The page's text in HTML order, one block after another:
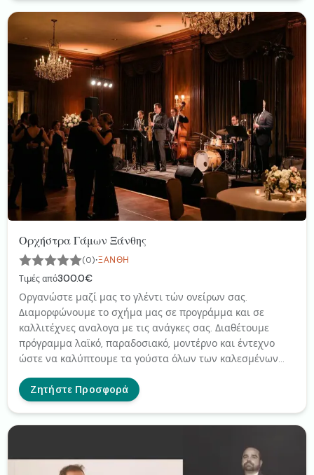
Ορχήστρα Γάμων Ξάνθης
(0)·ΞΆΝΘΗ
Τιμές από300.0€
Οργανώστε μαζί μας το γλέντι τών ονείρων σας.
Διαμορφώνουμε το σχήμα μας σε προγράμμα και σε
καλλιτέχνες αναλογα με τις ανάγκες σας. Διαθέτουμε
πρόγραμμα λαϊκό, παραδοσιακό, μοντέρνο και έντεχνο
ώστε να καλύπτουμε τα γούστα όλων των καλεσμένων
το ίδιο στύλ. Αναλαμβάνουμε και τη δημιουργία playlist
για το welcome drink καθως επίσης και την είσοδο του
πλήκτρα που παιζει ο μαέστρος μας και μπουζούκι. Απο
εκει και πέρα μπορούμε να προσθέσουμε η να
Ζητήστε Προσφορά